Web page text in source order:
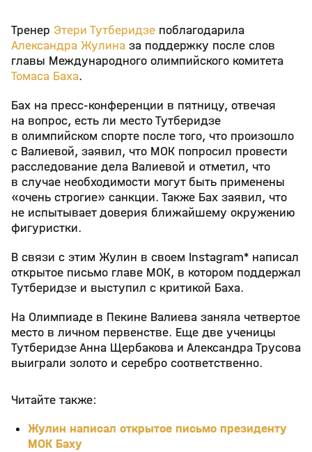
Тренер Этери Тутберидзе поблагодарила
Александра Жулина за поддержку после слов
главы Международного олимпийского комитета
Томаса Баха.
Бах на пресс-конференции в пятницу, отвечая
на вопрос, есть ли место Тутберидзе
в олимпийском спорте после того, что произошло
с Валиевой, заявил, что МОК попросил провести
расследование дела Валиевой и отметил, что
в случае необходимости могут быть применены
«очень строгие» санкции. Также Бах заявил, что
не испытывает доверия ближайшему окружению
фигуристки.
В связи с этим Жулин в своем Instagram* написал
открытое письмо главе МОК, в котором поддержал
Тутберидзе и выступил с критикой Баха.
На Олимпиаде в Пекине Валиева заняла четвертое
место в личном первенстве. Еще две ученицы
Тутберидзе Анна Щербакова и Александра Трусова
выиграли золото и серебро соответственно.
Читайте также:
Жулин написал открытое письмо президенту
МОК Баху